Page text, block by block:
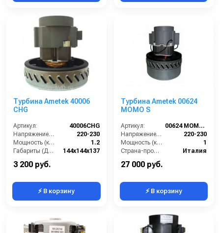
Турбина Ametek 40006
CHG
Артикул:
40006CHG
Напряжение (В):
220-230
Мощность (кВт):
1.2
Габариты (ДхШхВ):
144х144х137
Страна-производитель:
3 200 руб.
⚡ В корзину
Турбина Ametek 00624
MOMO S
Артикул:
00624 MOMO S
Напряжение (В):
220-230
Мощность (кВт):
1
Страна-производитель:
Италия
27 000 руб.
⚡ В корзину